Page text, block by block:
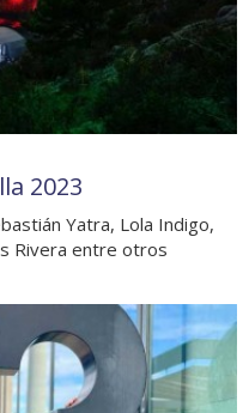
2023
Yatra, Lola Indigo,
Rivera entre otros